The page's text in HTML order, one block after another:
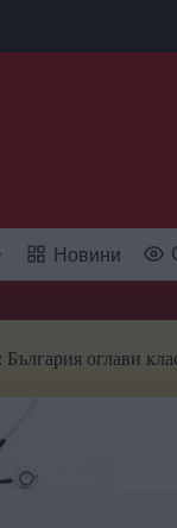
Новини
оглави